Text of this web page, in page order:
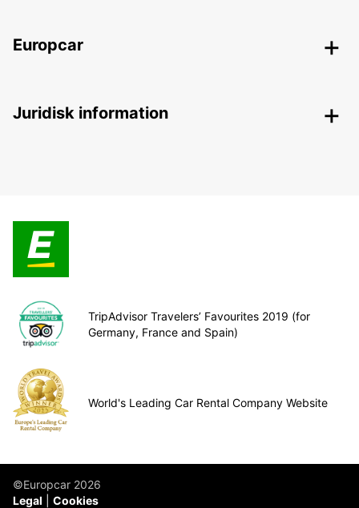
Europcar
Juridisk information
TripAdvisor Travelers’ Favourites 2019 (for
Germany, France and Spain)
World's Leading Car Rental Company Website
©Europcar 2026
Legal
Cookies